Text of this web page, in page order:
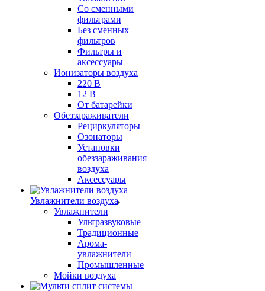
Cо сменными
фильтрами
Без сменных
фильтров
Фильтры и
аксессуары
Ионизаторы воздуха
220 В
12 В
От батарейки
Обеззараживатели
Рециркуляторы
Озонаторы
Установки
обеззараживания
воздуха
Аксессуары
Увлажнители воздуха
Увлажнители
Ультразвуковые
Традиционные
Арома-
увлажнители
Промышленные
Мойки воздуха